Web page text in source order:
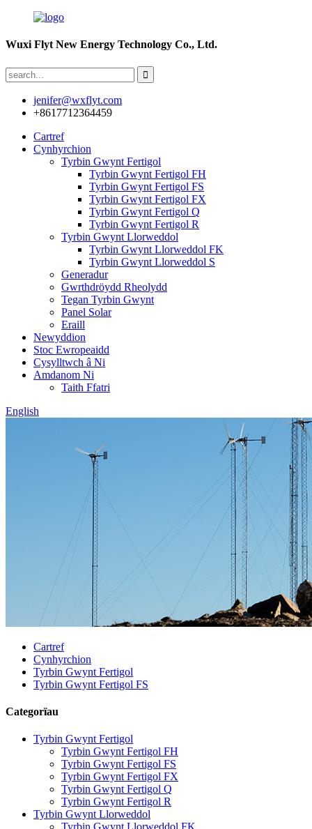
Wuxi Flyt New Energy Technology Co., Ltd.
jenifer@wxflyt.com
+8617712364459
Cartref
Cynhyrchion
Tyrbin Gwynt Fertigol
Tyrbin Gwynt Fertigol FH
Tyrbin Gwynt Fertigol FS
Tyrbin Gwynt Fertigol FX
Tyrbin Gwynt Fertigol Q
Tyrbin Gwynt Fertigol R
Tyrbin Gwynt Llorweddol
Tyrbin Gwynt Llorweddol FK
Tyrbin Gwynt Llorweddol S
Generadur
Gwrthdröydd Rheolydd
Tegan Tyrbin Gwynt
Panel Solar
Eraill
Newyddion
Stoc Ewropeaidd
Cysylltwch â Ni
Amdanom Ni
Taith Ffatri
English
Cartref
Cynhyrchion
Tyrbin Gwynt Fertigol
Tyrbin Gwynt Fertigol FS
Categorïau
Tyrbin Gwynt Fertigol
Tyrbin Gwynt Fertigol FH
Tyrbin Gwynt Fertigol FS
Tyrbin Gwynt Fertigol FX
Tyrbin Gwynt Fertigol Q
Tyrbin Gwynt Fertigol R
Tyrbin Gwynt Llorweddol
Tyrbin Gwynt Llorweddol FK